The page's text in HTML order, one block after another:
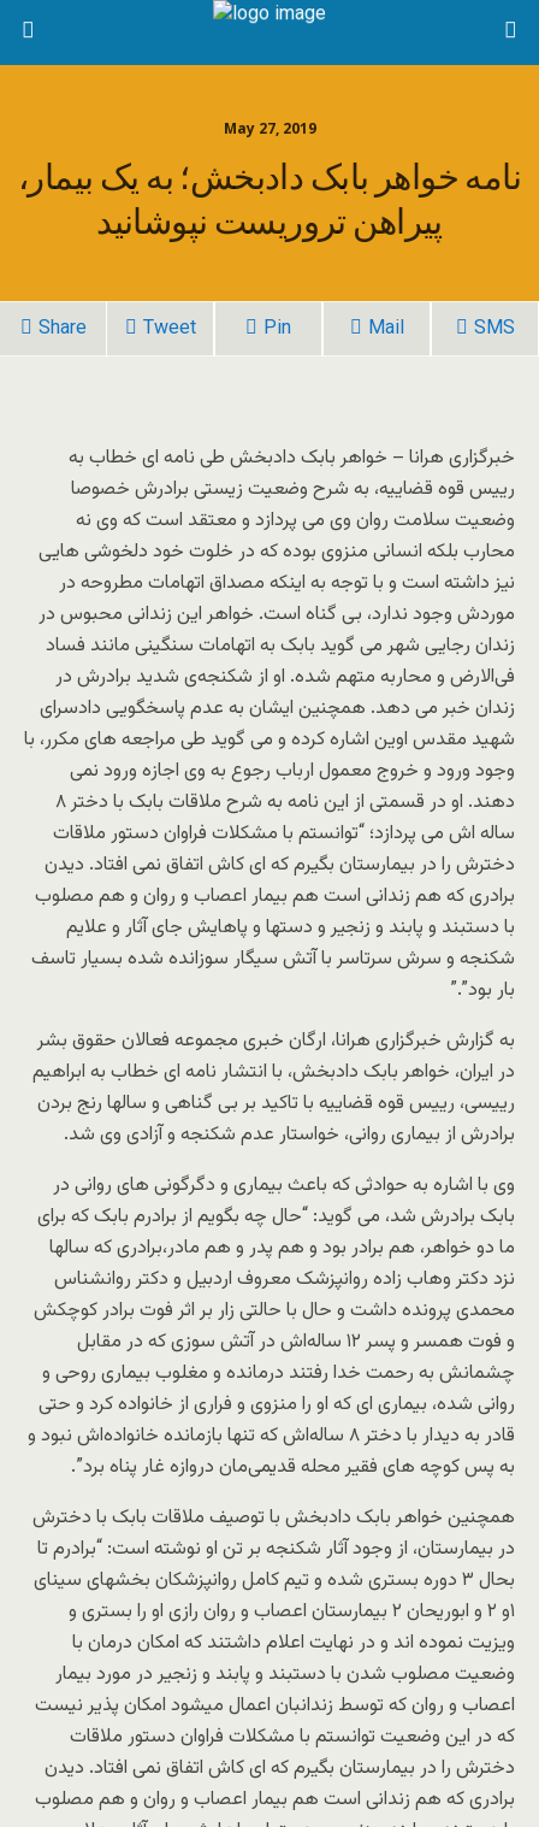
May 27, 2019
نامه خواهر بابک دادبخش؛ به یک بیمار،
پیراهن تروریست نپوشانید
Share Tweet Pin Mail SMS
خبرگزاری هرانا – خواهر بابک دادبخش طی نامه ای خطاب به
رییس قوه قضاییه، به شرح وضعیت زیستی برادرش خصوصا
وضعیت سلامت روان وی می پردازد و معتقد است که وی نه
محارب بلکه انسانی منزوی بوده که در خلوت خود دلخوشی هایی
نیز داشته است و با توجه به اینکه مصداق اتهامات مطروحه در
موردش وجود ندارد، بی گناه است. خواهر این زندانی محبوس در
زندان رجایی شهر می گوید بابک به اتهامات سنگینی مانند فساد
فی‌الارض و محاربه متهم شده. او از شکنجه‌ی شدید برادرش در
زندان خبر می دهد. همچنین ایشان به عدم پاسخگویی دادسرای
شهید مقدس اوین اشاره کرده و می گوید طی مراجعه های مکرر، با
وجود ورود و خروج معمول ارباب رجوع به وی اجازه ورود نمی
دهند. او در قسمتی از این نامه به شرح ملاقات بابک با دختر ۸
ساله اش می پردازد؛ “توانستم با مشکلات فراوان دستور ملاقات
دخترش را در بیمارستان بگیرم که ای کاش اتفاق نمی افتاد. دیدن
برادری که هم زندانی است هم بیمار اعصاب و روان و هم مصلوب
با دستبند و پابند و زنجیر و دستها و پاهایش جای آثار و علایم
شکنجه و سرش سرتاسر با آتش سیگار سوزانده شده بسیار تاسف
بار بود”.”
به گزارش خبرگزاری هرانا، ارگان خبری مجموعه فعالان حقوق بشر
در ایران، خواهر بابک دادبخش، با انتشار نامه ای خطاب به ابراهیم
رییسی، رییس قوه قضاییه با تاکید بر بی گناهی و سالها رنج بردن
برادرش از بیماری روانی، خواستار عدم شکنجه و آزادی وی شد.
وی با اشاره به حوادثی که باعث بیماری و دگرگونی های روانی در
بابک برادرش شد، می گوید: “حال چه بگویم از برادرم بابک که برای
ما دو خواهر، هم برادر بود و هم پدر و هم مادر،برادری که سالها
نزد دکتر وهاب زاده روانپزشک معروف اردبیل و دکتر روانشناس
محمدی پرونده داشت و حال با حالتی زار بر اثر فوت برادر کوچکش
و فوت همسر و پسر ۱۲ ساله‌اش در آتش سوزی که در مقابل
چشمانش به رحمت خدا رفتند درمانده و مغلوب بیماری روحی و
روانی شده، بیماری ای که او را منزوی و فراری از خانواده کرد و حتی
قادر به دیدار با دختر ۸ ساله‌اش که تنها بازمانده خانواده‌اش نبود و
به پس کوچه های فقیر محله قدیمی‌مان دروازه غار پناه برد”.
همچنین خواهر بابک دادبخش با توصیف ملاقات بابک با دخترش
در بیمارستان، از وجود آثار شکنجه بر تن او نوشته است: “برادرم تا
بحال ۳ دوره بستری شده و تیم کامل روانپزشکان بخشهای سینای
۱و ۲ و ابوریحان ۲ بیمارستان اعصاب و روان رازی او را بستری و
ویزیت نموده اند و در نهایت اعلام داشتند که امکان درمان با
وضعیت مصلوب شدن با دستبند و پابند و زنجیر در مورد بیمار
اعصاب و روان که توسط زندانبان اعمال میشود امکان پذیر نیست
که در این وضعیت توانستم با مشکلات فراوان دستور ملاقات
دخترش را در بیمارستان بگیرم که ای کاش اتفاق نمی افتاد. دیدن
برادری که هم زندانی است هم بیمار اعصاب و روان و هم مصلوب